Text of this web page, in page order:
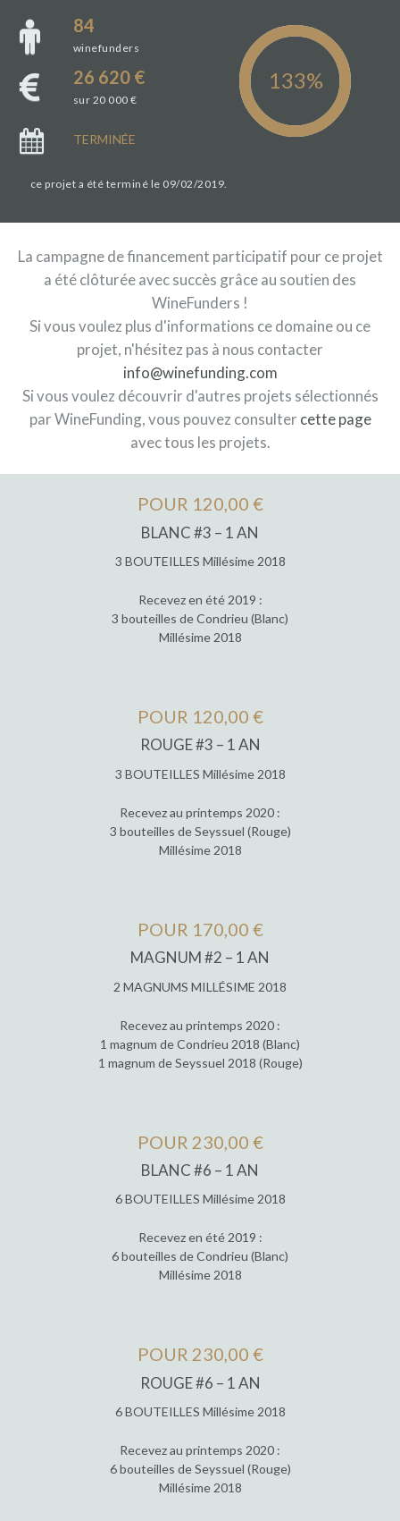
84
winefunders
26 620 €
sur 20 000 €
TERMINÉE
ce projet a été terminé le 09/02/2019.
La campagne de financement participatif pour ce projet
a été clôturée avec succès grâce au soutien des
WineFunders !
Si vous voulez plus d'informations ce domaine ou ce
projet, n'hésitez pas à nous contacter
info@winefunding.com
Si vous voulez découvrir d'autres projets sélectionnés
par WineFunding, vous pouvez consulter cette page
avec tous les projets.
POUR 120,00 €
BLANC #3 – 1 AN
3 BOUTEILLES Millésime 2018
Recevez en été 2019 :
3 bouteilles de Condrieu (Blanc)
Millésime 2018
POUR 120,00 €
ROUGE #3 – 1 AN
3 BOUTEILLES Millésime 2018
Recevez au printemps 2020 :
3 bouteilles de Seyssuel (Rouge)
Millésime 2018
POUR 170,00 €
MAGNUM #2 – 1 AN
2 MAGNUMS MILLÉSIME 2018
Recevez au printemps 2020 :
1 magnum de Condrieu 2018 (Blanc)
1 magnum de Seyssuel 2018 (Rouge)
POUR 230,00 €
BLANC #6 – 1 AN
6 BOUTEILLES Millésime 2018
Recevez en été 2019 :
6 bouteilles de Condrieu (Blanc)
Millésime 2018
POUR 230,00 €
ROUGE #6 – 1 AN
6 BOUTEILLES Millésime 2018
Recevez au printemps 2020 :
6 bouteilles de Seyssuel (Rouge)
Millésime 2018